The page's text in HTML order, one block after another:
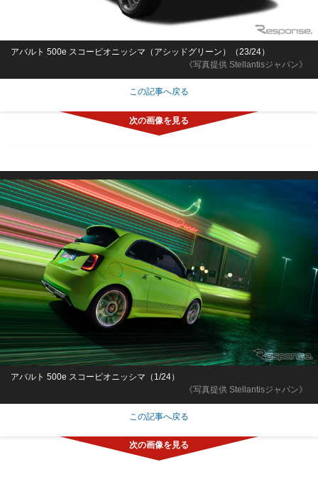
《写真提供 Stellantisジャパン》
アバルト 500e スコーピオニッシマ（アシッドグリーン）（23/24）
この記事へ戻る
《写真提供 Stellantisジャパン》
アバルト 500e スコーピオニッシマ（1/24）
この記事へ戻る